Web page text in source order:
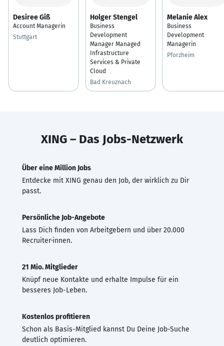
Desiree Giß
Account Managerin
Stuttgart
Holger Stengel
Business
Development
Manager Managed
Infrastructure
Services & Private
Cloud
Bad Kreuznach
Melanie Alex
Business
Development
Managerin
Pforzheim
XING – Das Jobs-Netzwerk
Über eine Million Jobs
Entdecke mit XING genau den Job, der wirklich zu Dir
passt.
Persönliche Job-Angebote
Lass Dich finden von Arbeitgebern und über 20.000
Recruiter·innen.
21 Mio. Mitglieder
Knüpf neue Kontakte und erhalte Impulse für ein
besseres Job-Leben.
Kostenlos profitieren
Schon als Basis-Mitglied kannst Du Deine Job-Suche
deutlich optimieren.